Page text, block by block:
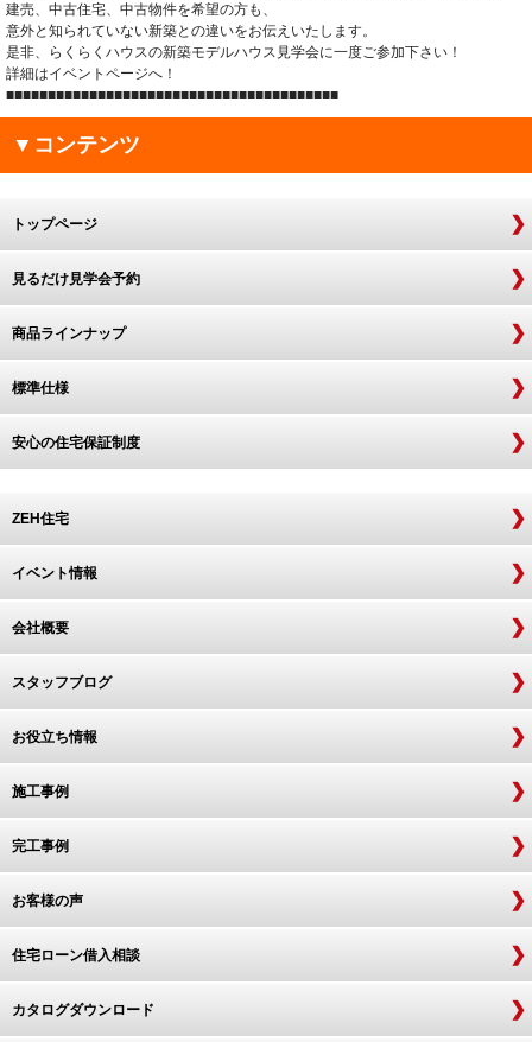
建売、中古住宅、中古物件を希望の方も、
意外と知られていない新築との違いをお伝えいたします。
是非、らくらくハウスの新築モデルハウス見学会に一度ご参加下さい！
詳細はイベントページへ！
■■■■■■■■■■■■■■■■■■■■■■■■■■■■■■■■■■■■■■■■
▼コンテンツ
トップページ
見るだけ見学会予約
商品ラインナップ
標準仕様
安心の住宅保証制度
ZEH住宅
イベント情報
会社概要
スタッフブログ
お役立ち情報
施工事例
完工事例
お客様の声
住宅ローン借入相談
カタログダウンロード